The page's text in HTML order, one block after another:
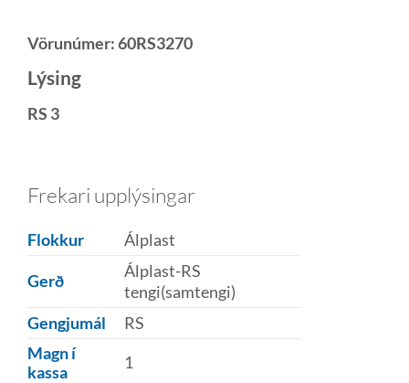
Vörunúmer:60RS3270
Lýsing
RS 3
Frekari upplýsingar
Flokkur Álplast
Gerð
Álplast-RS
tengi(samtengi)
Gengjumál
RS
Magn í
kassa
1